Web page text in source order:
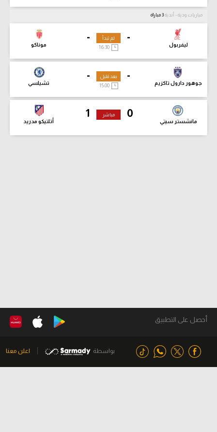
مباريات ودية - أندية
-
ليفربول
-
موناكو
لم تبدأ
-
جوهور دارول تاكزيم
-
تشيلسي
بعد قليل
15:00
0
مانشستر سيتي
1
أتلتيكو مدريد
مباشر
أحصل على التطبيق
بواسطة اعلن معنا